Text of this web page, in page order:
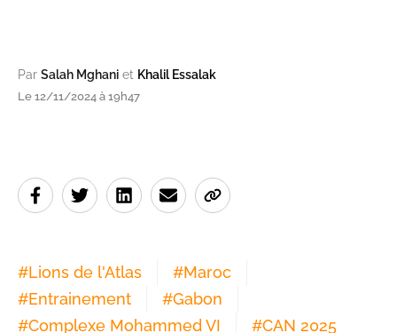
Par Salah Mghani et Khalil Essalak
Le 12/11/2024 à 19h47
#Lions de l'Atlas #Maroc
#Entrainement #Gabon
#Complexe Mohammed VI #CAN 2025